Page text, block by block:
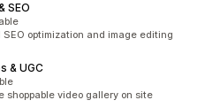
SEO
optimization and image editing
& UGC
shoppable video gallery on site